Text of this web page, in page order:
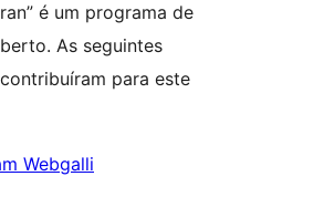
é um programa de
As seguintes
para este
Webgalli